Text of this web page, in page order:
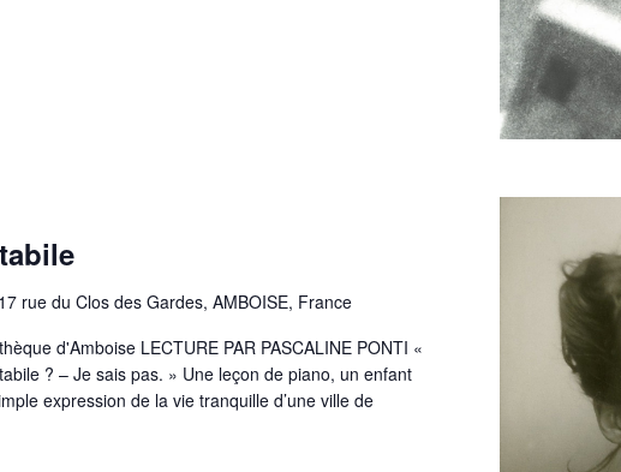
17 rue du Clos des Gardes, AMBOISE, France
d'Amboise LECTURE PAR PASCALINE PONTI «
? – Je sais pas. » Une leçon de piano, un enfant
expression de la vie tranquille d’une ville de